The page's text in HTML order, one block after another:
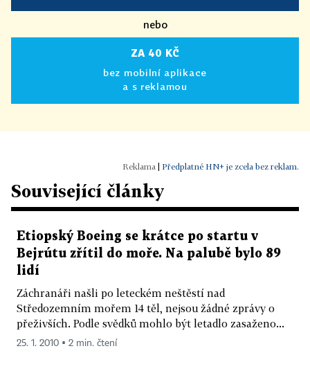
nebo
ZA 40 KČ
bez mobilní aplikace
a s reklamou
Předplatné HN+ je zcela bez reklam.
Související články
Etiopský Boeing se krátce po startu v
Bejrútu zřítil do moře. Na palubě bylo 89
lidí
Záchranáři našli po leteckém neštěstí nad
Středozemním mořem 14 těl, nejsou žádné zprávy o
přeživších. Podle svědků mohlo být letadlo zasaženo...
25. 1. 2010 ▪ 2 min. čtení